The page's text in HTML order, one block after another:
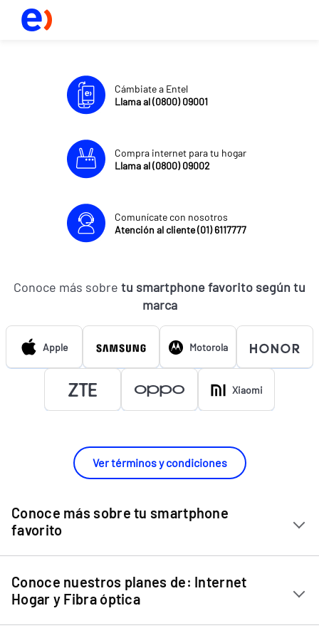
Cámbiate a Entel
Llama al (0800) 09001
Compra internet para tu hogar
Llama al (0800) 09002
Comunícate con nosotros
Atención al cliente (01) 6117777
Conoce más sobre tu smartphone favorito según tu
marca
Apple Motorola
Xiaomi
Ver términos y condiciones
Conoce más sobre tu smartphone
favorito
Chip Entel
Apple iPhone 11
Apple iPhone 12 Mini
Conoce nuestros planes de: Internet
Hogar y Fibra óptica
Internet Hogar